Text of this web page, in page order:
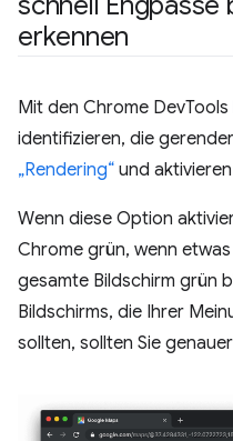
erkennen
Mit den Chrome
identifizieren, die
„Rendering“ und
Wenn diese Option
Chrome grün, wenn
gesamte Bildschirm grün
Bildschirms, die Ihrer
sollten, sollten Sie